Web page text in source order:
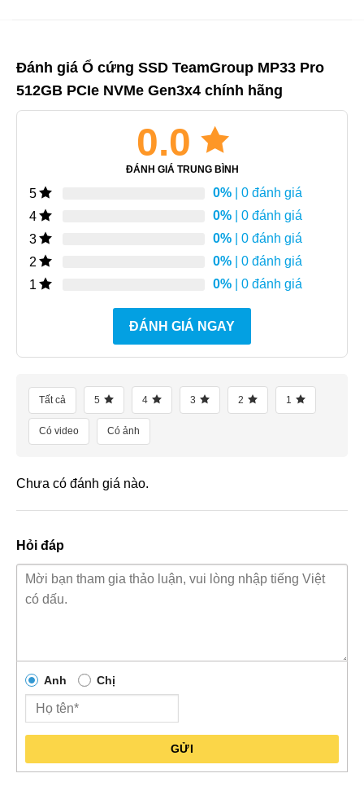
Đánh giá Ổ cứng SSD TeamGroup MP33 Pro
512GB PCIe NVMe Gen3x4 chính hãng
0.0
ĐÁNH GIÁ TRUNG BÌNH
5 0% | 0 đánh giá
4
0% | 0 đánh giá
3
0% | 0 đánh giá
2
0% | 0 đánh giá
1
0% | 0 đánh giá
ĐÁNH GIÁ NGAY
Tất cả 5 4 3 2 1
Có video Có ảnh
Chưa có đánh giá nào.
Hỏi đáp
Anh Chị
GỬI